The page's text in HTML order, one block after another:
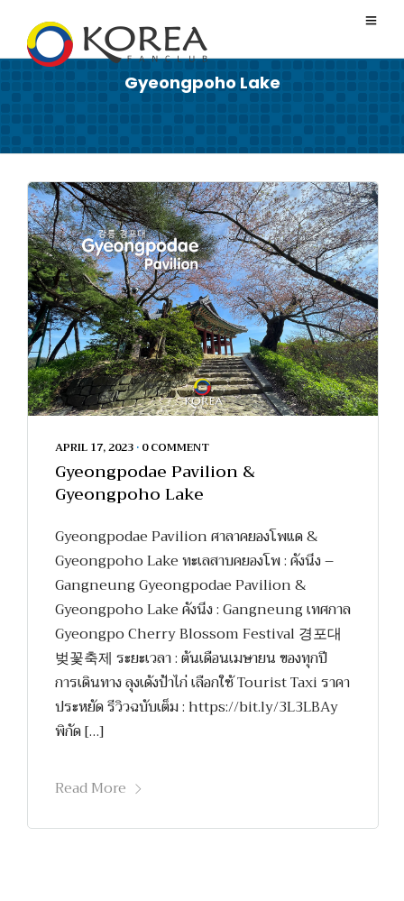
Gyeongpoho Lake
APRIL 17, 2023 • 0 COMMENT
Gyeongpodae Pavilion &
Gyeongpoho Lake
Gyeongpodae Pavilion ศาลาคยองโพแด &
Gyeongpoho Lake ทะเลสาบคยองโพ : คังนึง –
Gangneung Gyeongpodae Pavilion &
Gyeongpoho Lake คังนึง : Gangneung เทศกาล
Gyeongpo Cherry Blossom Festival 경포대
벚꽃축제 ระยะเวลา : ต้นเดือนเมษายน ของทุกปี
การเดินทาง ลุงเด้งป้าไก่ เลือกใช้ Tourist Taxi ราคา
ประหยัด รีวิวฉบับเต็ม : https://bit.ly/3L3LBAy
พิกัด […]
Read More